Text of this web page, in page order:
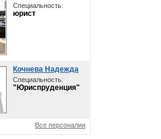
Специальность:
юрист
Кочнева Надежда
Специальность:
"Юриспруденция"
Все персоналии